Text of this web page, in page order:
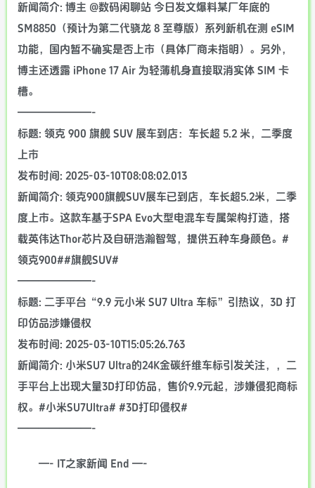
新闻简介: 博主 @数码闲聊站 今日发文爆料某厂年底的
SM8850（预计为第二代骁龙 8 至尊版）系列新机在测 eSIM
功能，国内暂不确实是否上市（具体厂商未指明）。另外，
博主还透露 iPhone 17 Air 为轻薄机身直接取消实体 SIM 卡
槽。
———————-
标题: 领克 900 旗舰 SUV 展车到店：车长超 5.2 米，二季度
上市
发布时间: 2025-03-10T08:08:02.013
新闻简介: 领克900旗舰SUV展车已到店，车长超5.2米，二季
度上市。这款车基于SPA Evo大型电混车专属架构打造，搭
载英伟达Thor芯片及自研浩瀚智驾，提供五种车身颜色。#
领克900##旗舰SUV#
———————-
标题: 二手平台“9.9 元小米 SU7 Ultra 车标”引热议，3D 打
印仿品涉嫌侵权
发布时间: 2025-03-10T15:05:26.763
新闻简介: 小米SU7 Ultra的24K金碳纤维车标引发关注，，二
手平台上出现大量3D打印仿品，售价9.9元起，涉嫌侵犯商标
权。#小米SU7Ultra# #3D打印侵权#
———————-
—- IT之家新闻 End —-